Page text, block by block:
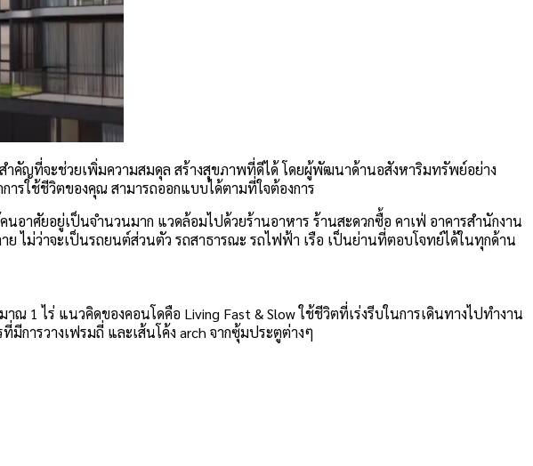
คัญที่จะช่วยเพิ่มความสมดุล สร้างสุขภาพที่ดีได้ โดยผู้พัฒนาด้านอสังหาริมทรัพย์อย่าง
รใช้ชีวิตของคุณ สามารถออกแบบได้ตามที่ใจต้องการ
อาศัยอยู่เป็นจำนวนมาก แวดล้อมไปด้วยร้านอาหาร ร้านสะดวกซื้อ คาเฟ่ อาคารสำนักงาน
ไม่ว่าจะเป็นรถยนต์ส่วนตัว รถสาธารณะ รถไฟฟ้า เรือ เป็นย่านที่ตอบโจทย์ได้ในทุกด้าน
1 ไร่ แนวคิดของคอนโดคือ Living Fast & Slow ใช้ชีวิตที่เร่งรีบในการเดินทางไปทำงาน
การวางเฟรมถี่ และเส้นโค้ง arch จากซุ้มประตูต่างๆ